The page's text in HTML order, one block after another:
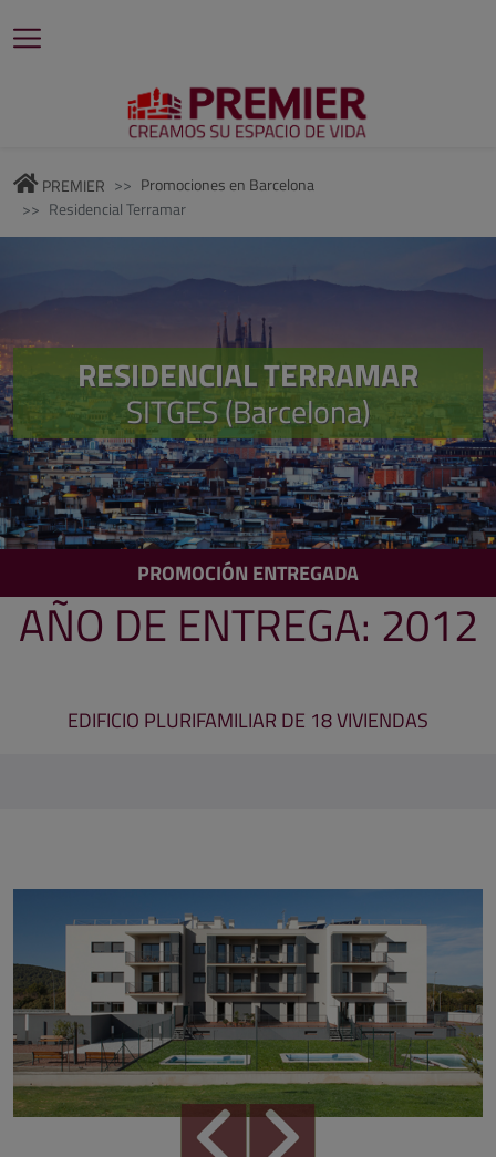
PREMIER
Promociones en Barcelona
Residencial Terramar
RESIDENCIAL TERRAMAR
SITGES (Barcelona)
PROMOCIÓN ENTREGADA
AÑO DE ENTREGA: 2012
EDIFICIO PLURIFAMILIAR DE 18 VIVIENDAS